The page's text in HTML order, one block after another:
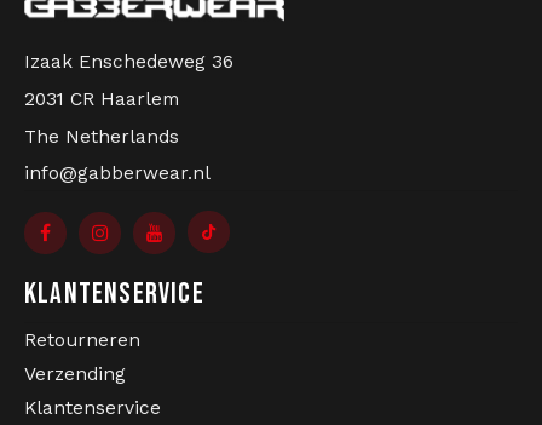
Izaak Enschedeweg 36
2031 CR Haarlem
The Netherlands
info@gabberwear.nl
KLANTENSERVICE
Retourneren
Verzending
Klantenservice